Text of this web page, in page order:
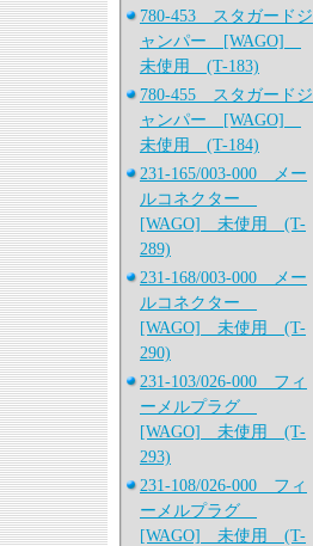
780-453 スタガードジ
ャンパー [WAGO]
未使用 (T-183)
780-455 スタガードジ
ャンパー [WAGO]
未使用 (T-184)
231-165/003-000 メー
ルコネクター
[WAGO] 未使用 (T-
289)
231-168/003-000 メー
ルコネクター
[WAGO] 未使用 (T-
290)
231-103/026-000 フィ
ーメルプラグ
[WAGO] 未使用 (T-
293)
231-108/026-000 フィ
ーメルプラグ
[WAGO] 未使用 (T-